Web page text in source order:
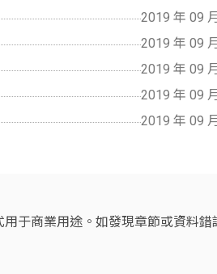
2019 年 09
2019 年 09
2019 年 09
2019 年 09
2019 年 09
于商業用途。如發現章節或資料錯